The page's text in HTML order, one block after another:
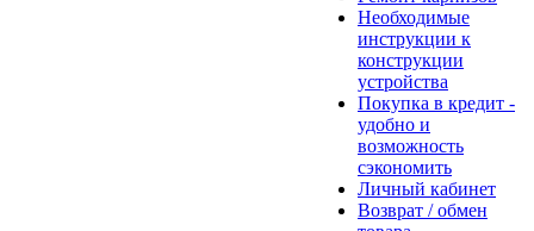
Необходимые
инструкции к
конструкции
устройства
Покупка в кредит -
удобно и
возможность
сэкономить
Личный кабинет
Возврат / обмен